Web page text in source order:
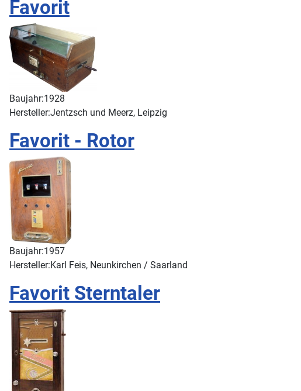
Favorit
Baujahr:1928
Hersteller:Jentzsch und Meerz, Leipzig
Favorit - Rotor
Baujahr:1957
Hersteller:Karl Feis, Neunkirchen / Saarland
Favorit Sterntaler